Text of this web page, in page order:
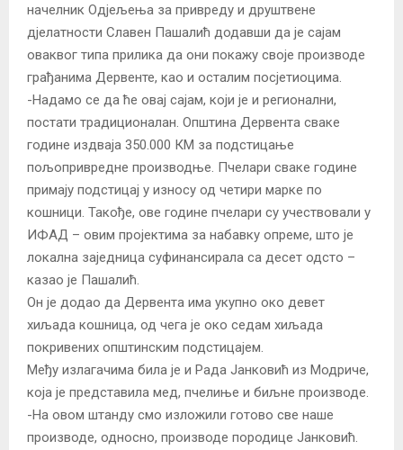
начелник Одјељења за привреду и друштвене
дјелатности Славен Пашалић додавши да је сајам
оваквог типа прилика да они покажу своје производе
грађанима Дервенте, као и осталим посјетиоцима.
-Надамо се да ће овај сајам, који је и регионални,
постати традиционалан. Општина Дервента сваке
године издваја 350.000 КМ за подстицање
пољопривредне производње. Пчелари сваке године
примају подстицај у износу од четири марке по
кошници. Такође, ове године пчелари су учествовали у
ИФАД – овим пројектима за набавку опреме, што је
локална заједница суфинансирала са десет одсто –
казао је Пашалић.
Он је додао да Дервента има укупно око девет
хиљада кошница, од чега је око седам хиљада
покривених општинским подстицајем.
Међу излагачима била је и Рада Јанковић из Модриче,
која је представила мед, пчелиње и биљне производе.
-На овом штанду смо изложили готово све наше
производе, односно, производе породице Јанковић.